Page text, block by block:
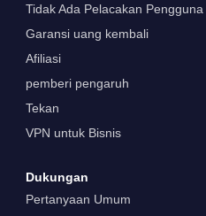
Tidak Ada Pelacakan Pengguna
Garansi uang kembali
Afiliasi
pemberi pengaruh
Tekan
VPN untuk Bisnis
Dukungan
Pertanyaan Umum